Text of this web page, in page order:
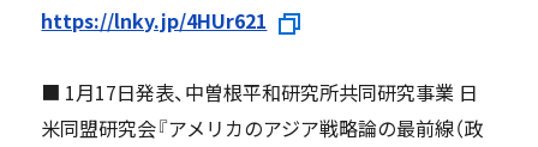
https://lnky.jp/4HUr621
■ 1月17日発表、中曽根平和研究所共同研究事業 日
米同盟研究会『アメリカのアジア戦略論の最前線（政